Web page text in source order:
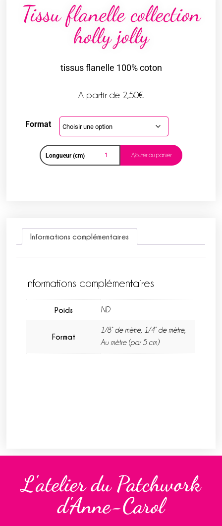
Tissu flanelle collection
holly jolly
tissus flanelle 100% coton
A partir de 2,50€
Format
Longueur (cm) Ajouter au panier
Informations complémentaires
Informations complémentaires
Poids ND
Format
1/8° de mètre, 1/4° de mètre,
Au mètre (par 5 cm)
L'atelier du Patchwork
d'Anne-Carol